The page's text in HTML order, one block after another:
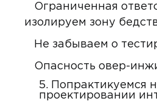
Ограниченная
изолируем зону
Не забываем о
Опасность овер-
5. Попрактикуемся
проектировании